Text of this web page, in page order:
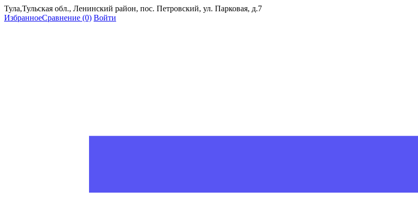
Тула,Тульская обл., Ленинский район, пос. Петровский, ул. Парковая, д.7
ИзбранноеСравнение (0) Войти